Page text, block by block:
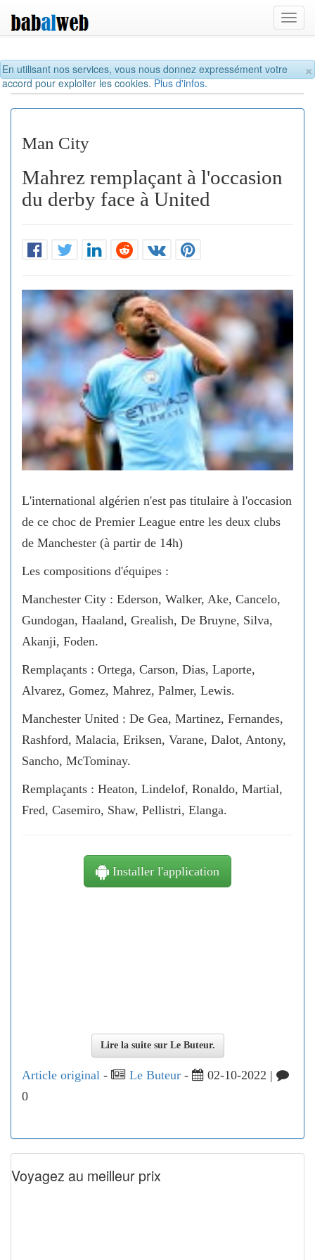
×
En utilisant nos services, vous nous donnez expressément votre
accord pour exploiter les cookies.Plus d'infos.
Man City
Mahrez remplaçant à l'occasion
du derby face à United
L'international algérien n'est pas titulaire à l'occasion
de ce choc de Premier League entre les deux clubs
de Manchester (à partir de 14h)
Les compositions d'équipes :
Manchester City : Ederson, Walker, Ake, Cancelo,
Gundogan, Haaland, Grealish, De Bruyne, Silva,
Akanji, Foden.
Remplaçants : Ortega, Carson, Dias, Laporte,
Alvarez, Gomez, Mahrez, Palmer, Lewis.
Manchester United : De Gea, Martinez, Fernandes,
Rashford, Malacia, Eriksen, Varane, Dalot, Antony,
Sancho, McTominay.
Remplaçants : Heaton, Lindelof, Ronaldo, Martial,
Fred, Casemiro, Shaw, Pellistri, Elanga.
Installer l'application
Lire la suite sur Le Buteur.
Article original - Le Buteur -
02-10-2022 |
0
Voyagez au meilleur prix